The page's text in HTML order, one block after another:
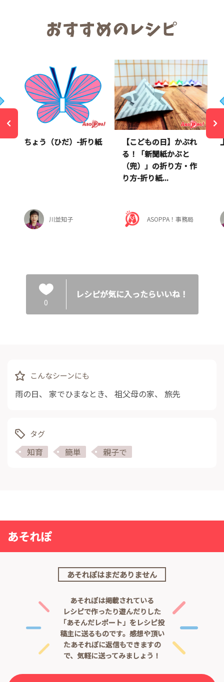
ちょう（ひだ）-折り紙
川並知子
【こどもの日】かぶれ
る！「新聞紙かぶと
（兜）」の折り方・作
り方-折り紙...
ASOPPA！事務局
0
レシピが気に入ったらいいね！
こんなシーンにも
雨の日、 家でひまなとき、 祖父母の家、 旅先
タグ
知育 簡単 親子で
あそれぽ
あそれぽはまだありません
あそれぽは掲載されている
レシピで作ったり遊んだりした
「あそんだレポート」をレシピ投
稿主に送るものです。 感想や頂い
たあそれぽに返信もできますの
で、気軽に送ってみましょう！